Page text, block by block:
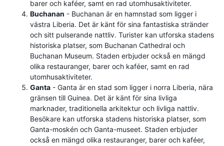
barer och kaféer, samt en rad utomhusaktiviteter.
Buchanan - Buchanan är en hamnstad som ligger i
västra Liberia. Det är känt för sina fantastiska stränder
och sitt pulserande nattliv. Turister kan utforska stadens
historiska platser, som Buchanan Cathedral och
Buchanan Museum. Staden erbjuder också en mängd
olika restauranger, barer och kaféer, samt en rad
utomhusaktiviteter.
Ganta - Ganta är en stad som ligger i norra Liberia, nära
gränsen till Guinea. Det är känt för sina livliga
marknader, traditionella arkitektur och livliga nattliv.
Besökare kan utforska stadens historiska platser, som
Ganta-moskén och Ganta-museet. Staden erbjuder
också en mängd olika restauranger, barer och kaféer,